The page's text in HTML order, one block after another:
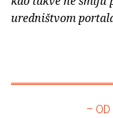
uredništvom
–